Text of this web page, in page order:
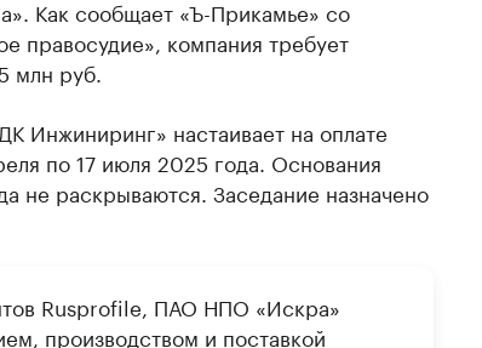
Как сообщает «Ъ-Прикамье» со
правосудие», компания требует
млн руб.
Инжиниринг» настаивает на оплате
по 17 июля 2025 года. Основания
не раскрываются. Заседание назначено
Rusprofile, ПАО НПО «Искра»
производством и поставкой